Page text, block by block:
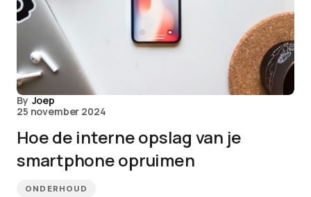
By Joep
25 november 2024
Hoe de interne opslag van je
smartphone opruimen
ONDERHOUD